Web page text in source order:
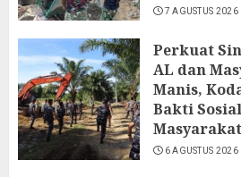
7 AGUSTUS 2026
Perkuat
AL dan
Manis,
Bakti
Masyarakat
6 AGUSTUS 2026